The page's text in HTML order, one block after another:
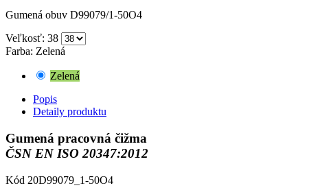
Gumená obuv D99079/1-50O4
Veľkosť: 38
Farba: Zelená
Zelená
Popis
Detaily produktu
Gumená pracovná čižma
ČSN EN ISO 20347:2012
Kód 20D99079_1-50O4